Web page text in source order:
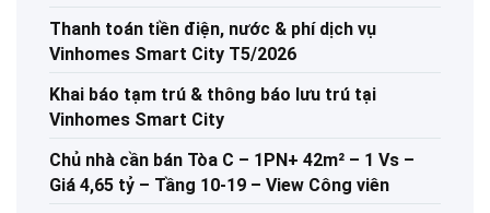
Thanh toán tiền điện, nước & phí dịch vụ
Vinhomes Smart City T5/2026
Khai báo tạm trú & thông báo lưu trú tại
Vinhomes Smart City
Chủ nhà cần bán Tòa C – 1PN+ 42m² – 1 Vs –
Giá 4,65 tỷ – Tầng 10-19 – View Công viên